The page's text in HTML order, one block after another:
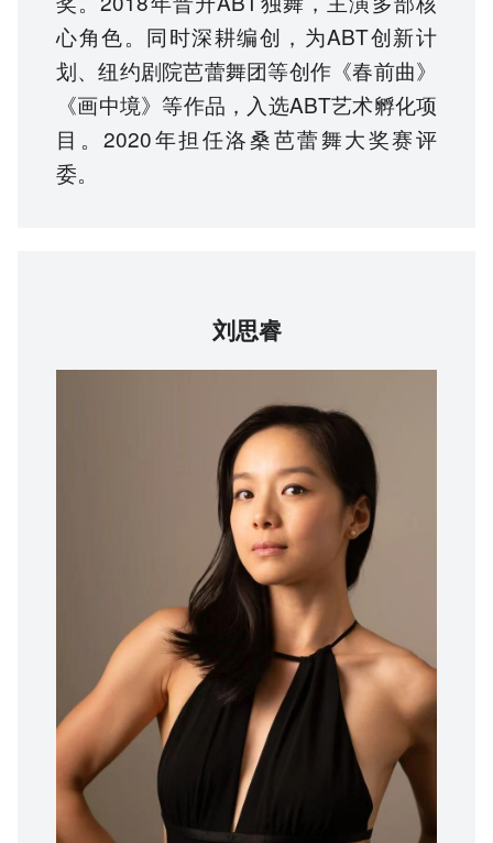
心角色。同时深耕编创，为ABT创新计
划、纽约剧院芭蕾舞团等创作《春前曲》
《画中境》等作品，入选ABT艺术孵化项
目。2020年担任洛桑芭蕾舞大奖赛评
委。
刘思睿